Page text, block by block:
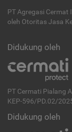
PT Agregasi Cermat
oleh Otoritas Jasa
Didukung oleh
PT Cermati Pialang
KEP-596/PD.02/
Didukung oleh